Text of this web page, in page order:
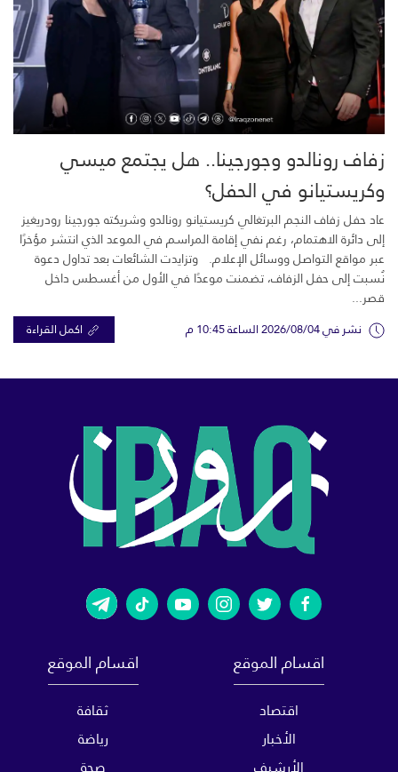
زفاف رونالدو وجورجينا.. هل يجتمع ميسي
وكريستيانو في الحفل؟
عاد حفل زفاف النجم البرتغالي كريستيانو رونالدو وشريكته جورجينا رودريغيز
إلى دائرة الاهتمام، رغم نفي إقامة المراسم في الموعد الذي انتشر مؤخرًا
عبر مواقع التواصل ووسائل الإعلام. وتزايدت الشائعات بعد تداول دعوة
نُسبت إلى حفل الزفاف، تضمنت موعدًا في الأول من أغسطس داخل
قصر...
نشر في 2026/08/04 الساعة 10:45 م اكمل القراءة
اقسام الموقع
اقتصاد
الأخبار
اقسام الموقع
ثقافة
رياضة